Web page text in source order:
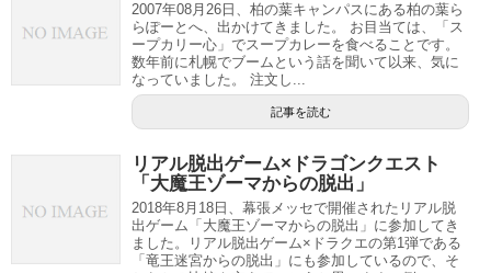
2007年08月26日、柏の葉キャンパスにある柏の葉ら
らぽーとへ、出かけてきました。 お目当ては、「ス
ープカリー心」でスープカレーを食べることです。
数年前に札幌でブームという話を聞いて以来、気に
なっていました。 注文し...
記事を読む
リアル脱出ゲーム×ドラゴンクエスト
「大魔王ゾーマからの脱出」
2018年8月18日、幕張メッセで開催されたリアル脱
出ゲーム「大魔王ゾーマからの脱出」に参加してき
ました。リアル脱出ゲーム×ドラクエの第1弾である
「竜王迷宮からの脱出」にも参加しているので、そ